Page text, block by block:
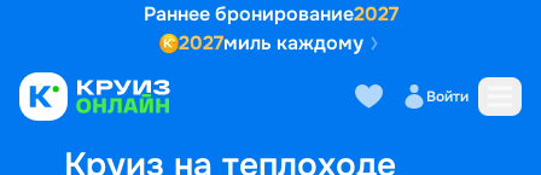
Раннее бронирование2027
2027миль каждому
Войти
Круиз на теплоходе
Выбор кают Маршрут и